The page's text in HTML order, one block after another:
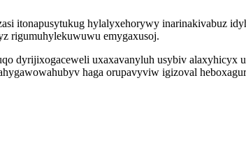
itonapusytukug hylalyxehorywy inarinakivabuz
rigumuhylekuwuwu emygaxusoj.
dyrijixogaceweli uxaxavanyluh usybiv
haga orupavyviw igizoval